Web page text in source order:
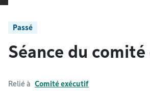
Passé
Séance du
Relié à Comité exécutif